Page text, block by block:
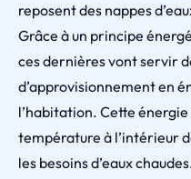
reposent des nappes
Grâce à un principe
ces dernières vont servir
d’approvisionnement en
l’habitation. Cette
température à l’intérieur
les besoins d’eaux